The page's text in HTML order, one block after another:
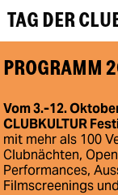
TAG DER
PROGRAMM
Vom 3.-12.
CLUBKULTUR
mit mehr als 100
Clubnächten,
Performances,
Filmscreenings